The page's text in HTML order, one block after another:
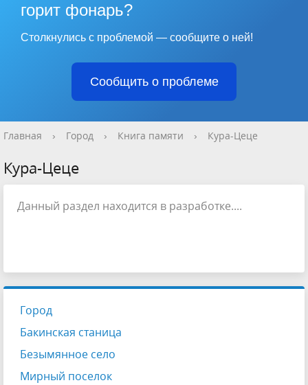
горит фонарь?
Столкнулись с проблемой — сообщите о ней!
Сообщить о проблеме
Главная › Город › Книга памяти › Кура-Цеце
Кура-Цеце
Данный раздел находится в разработке....
Город
Бакинская станица
Безымянное село
Мирный поселок